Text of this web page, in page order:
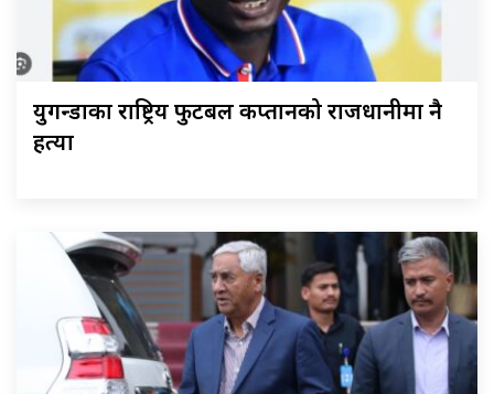
युगन्डाका राष्ट्रिय फुटबल कप्तानको राजधानीमा नै
हत्या